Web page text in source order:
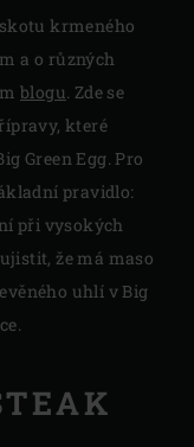
krmeného
a o různých
blogu. Zde se
které
Green Egg. Pro
pravidlo:
při vysokých
že má maso
uhlí v Big